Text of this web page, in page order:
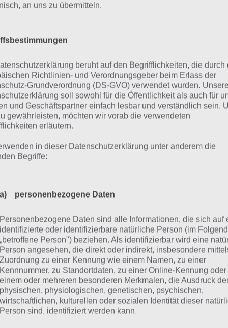
allerwichtigste in der App Battle Camp ist es Combos zu
Du kannst Elemente nicht nur bewegen, die
über das komplette Spielfeld bewegen. Da hier die
ist, solltest du dir vorher deinen Zug genau
ein Element zu ziehen, welches weit weg davon ist,
kannst du über das gesamte Spielfeld ziehen und
bis du schließlich mit dem Element am Ziel
haben wir einen 8er Combo gezaubert, auch
verbunden ist, wie die Elemente fallen.
Combo bewirkt in Battle Camp, dass die Angriffskraft
Prozentwert erhöht ist. Umso höher der Combo,
Battle Camp ist entsprechend einfacher zu
generiert.
an uns zu übermitteln.
beruht auf den Begrifflichkeiten, die durch
Richtlinien- und Verordnungsgeber beim Erlass der
Grundverordnung (DS-GVO) verwendet wurden. Unsere
soll sowohl für die Öffentlichkeit als auch für
und Geschäftspartner einfach lesbar und verständlich sein.
gewährleisten, möchten wir vorab die verwendeten
erläutern.
in dieser Datenschutzerklärung unter anderem die
Begriffe:
a) personenbezogene Daten
Personenbezogene Daten sind alle Informationen, die sich auf
identifizierte oder identifizierbare natürliche Person (im
„betroffene Person") beziehen. Als identifizierbar wird eine
Person angesehen, die direkt oder indirekt, insbesondere
Zuordnung zu einer Kennung wie einem Namen, zu einer
Kennnummer, zu Standortdaten, zu einer Online-Kennung oder
einem oder mehreren besonderen Merkmalen, die Ausdruck
physischen, physiologischen, genetischen, psychischen,
wirtschaftlichen, kulturellen oder sozialen Identität dieser
Person sind, identifiziert werden kann.